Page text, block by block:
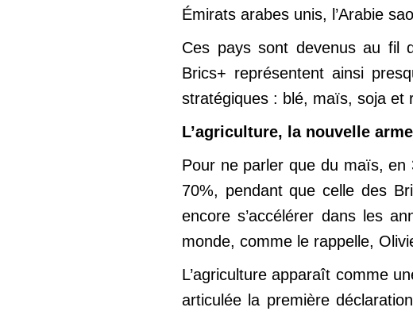
Émirats arabes unis, l’Arabie
Ces pays sont devenus au fil
Brics+ représentent ainsi
stratégiques : blé, maïs, soja et
L’agriculture, la nouvelle
Pour ne parler que du maïs, en
70%, pendant que celle des
encore s’accélérer dans les
monde, comme le rappelle,
L’agriculture apparaît comme
articulée la première